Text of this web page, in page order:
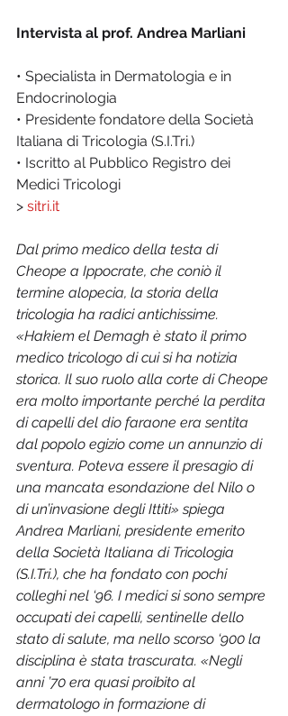
Intervista al prof. Andrea Marliani
• Specialista in Dermatologia e in
Endocrinologia
• Presidente fondatore della Società
Italiana di Tricologia (S.I.Tri.)
• Iscritto al Pubblico Registro dei
Medici Tricologi
> sitri.it
Dal primo medico della testa di
Cheope a Ippocrate, che coniò il
termine alopecia, la storia della
tricologia ha radici antichissime.
«Hakiem el Demagh è stato il primo
medico tricologo di cui si ha notizia
storica. Il suo ruolo alla corte di Cheope
era molto importante perché la perdita
di capelli del dio faraone era sentita
dal popolo egizio come un annunzio di
sventura. Poteva essere il presagio di
una mancata esondazione del Nilo o
di un’invasione degli Ittiti» spiega
Andrea Marliani, presidente emerito
della Società Italiana di Tricologia
(S.I.Tri.), che ha fondato con pochi
colleghi nel ‘96. I medici si sono sempre
occupati dei capelli, sentinelle dello
stato di salute, ma nello scorso ‘900 la
disciplina è stata trascurata. «Negli
anni ’70 era quasi proibito al
dermatologo in formazione di